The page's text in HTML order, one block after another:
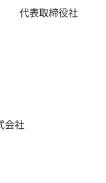
取締役社
社